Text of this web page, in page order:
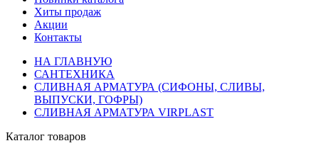
Хиты продаж
Акции
Контакты
НА ГЛАВНУЮ
САНТЕХНИКА
СЛИВНАЯ АРМАТУРА (СИФОНЫ, СЛИВЫ,
ВЫПУСКИ, ГОФРЫ)
СЛИВНАЯ АРМАТУРА VIRPLAST
Каталог товаров